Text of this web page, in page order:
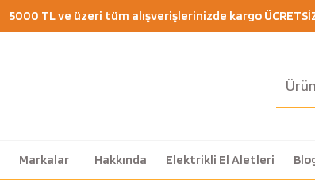
5000 TL ve üzeri tüm alışverişlerinizde kargo
Markalar Hakkında Elektrikli El Aletleri